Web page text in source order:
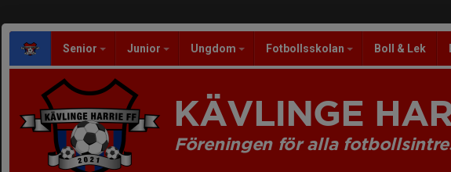
Senior Junior Ungdom Fotbollsskolan Boll & Lek
KÄVLINGE
Föreningen för alla